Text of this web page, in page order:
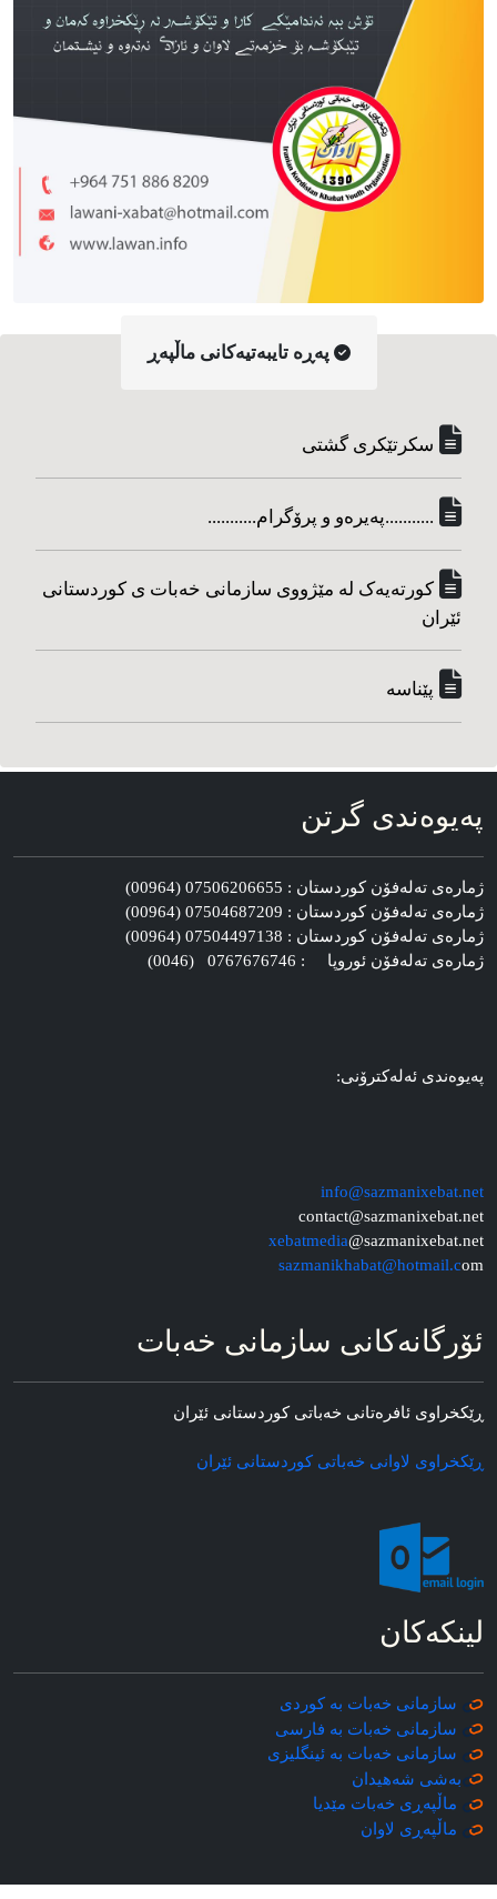
په‌ڕه‌ تایبه‌تیه‌کانی ماڵپه‌ڕ
سکرتێکری گشتی
...........په‌یره‌و و پرۆگرام...........
کورته‌یه‌ک له مێژووی سازمانی خه‌بات ی کوردستانی
ئێران
پێناسه‌
په‌یوه‌ندی گرتن
ژماره‌ی ته‌له‌فۆن کوردستان : 07506206655 (00964)
ژماره‌ی ته‌له‌فۆن کوردستان : 07504687209 (00964)
ژماره‌ی ته‌له‌فۆن کوردستان : 07504497138 (00964)
ژماره‌ی ته‌له‌فۆن ئوروپا : 0767676746 (0046)
په‌یوه‌ندی ئه‌له‌کترۆنی:
info@sazmanixebat.net
contact@sazmanixebat.net
xebatmedia@sazmanixebat.net
sazmanikhabat@hotmail.com
ئۆرگانه‌کانی سازمانی خه‌بات
ڕێکخراوی ئافره‌تانی خه‌باتی کوردستانی ئێران
ڕێکخراوی لاوانی خه‌باتی کوردستانی ئێران
لینکه‌کان
سازمانی خه‌بات به کوردی
سازمانی خه‌بات به فارسی
سازمانی خه‌بات به ئینگلیزی
به‌شی شه‌هیدان
ماڵپه‌ڕی خه‌بات مێدیا
ماڵپه‌ڕی لاوان